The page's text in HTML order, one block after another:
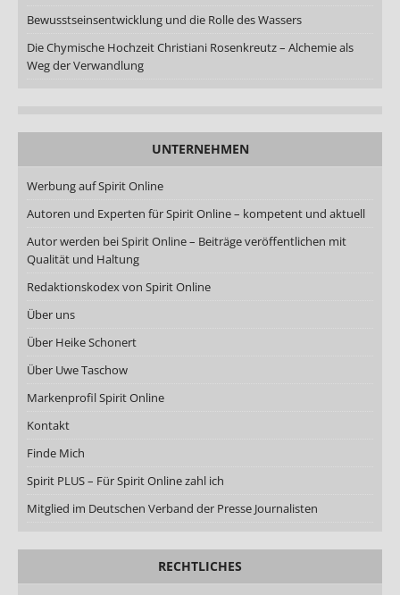
Bewusstseinsentwicklung und die Rolle des Wassers
Die Chymische Hochzeit Christiani Rosenkreutz – Alchemie als
Weg der Verwandlung
UNTERNEHMEN
Werbung auf Spirit Online
Autoren und Experten für Spirit Online – kompetent und aktuell
Autor werden bei Spirit Online – Beiträge veröffentlichen mit
Qualität und Haltung
Redaktionskodex von Spirit Online
Über uns
Über Heike Schonert
Über Uwe Taschow
Markenprofil Spirit Online
Kontakt
Finde Mich
Spirit PLUS – Für Spirit Online zahl ich
Mitglied im Deutschen Verband der Presse Journalisten
RECHTLICHES